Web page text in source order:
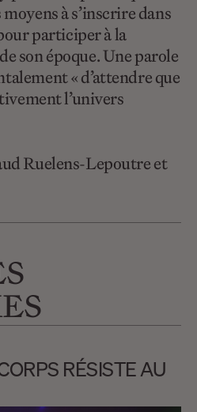
à s’inscrire dans
participer à la
son époque. Une parole
« d’attendre que
l’univers
Ruelens-Lepoutre et
RÉSISTE AU